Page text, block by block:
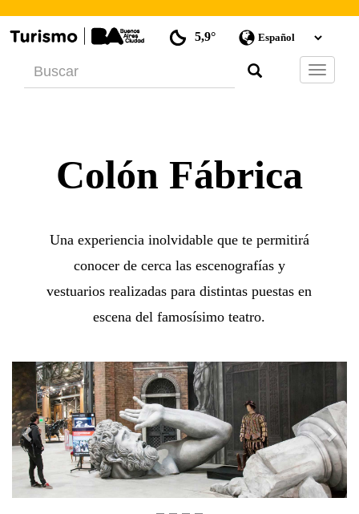
5,9°
Barra
de
Colón Fábrica
Una experiencia inolvidable que te permitirá
conocer de cerca las escenografías y
vestuarios realizadas para distintas puestas en
escena del famosísimo teatro.